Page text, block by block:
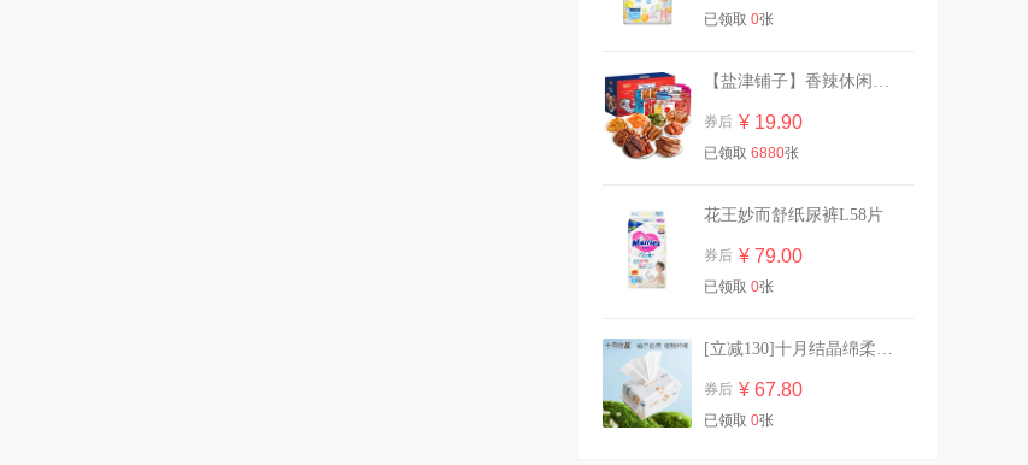
卫生巾
【任选5件】她研社深藏Blue
券后 ¥ 39.00
券后 ¥ 59.90
已领取 0张
【盐津铺子】香辣休闲零食大礼包30包
券后 ¥ 19.90
已领取 6880张
花王妙而舒纸尿裤L58片
券后 ¥ 79.00
已领取 0张
[立减130]十月结晶绵柔巾加厚洗脸巾80抽*10
券后 ¥ 67.80
已领取 0张